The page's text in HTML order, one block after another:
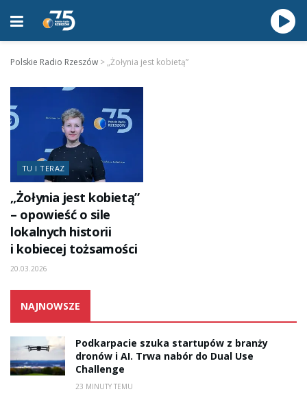
Polskie Radio Rzeszów > „Żołynia jest kobietą”
TU I TERAZ
„Żołynia jest kobietą”
– opowieść o sile
lokalnych historii
i kobiecej tożsamości
20.03.2026
NAJNOWSZE
Podkarpacie szuka startupów z branży
dronów i AI. Trwa nabór do Dual Use
Challenge
23 MINUTY TEMU